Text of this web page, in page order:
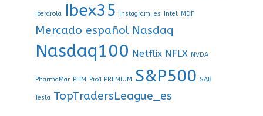
Iberdrola Ibex35 Instagram_es Intel MDF
Mercado español Nasdaq
Nasdaq100 Netflix NFLX NVDA
PharmaMar PHM Pro1 PREMIUM S&P500 SAB
Tesla TopTradersLeague_es